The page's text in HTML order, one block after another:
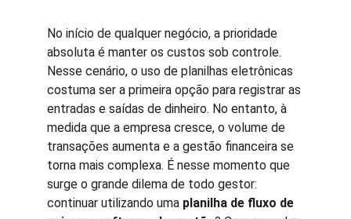
No início de qualquer negócio, a prioridade
absoluta é manter os custos sob controle.
Nesse cenário, o uso de planilhas eletrônicas
costuma ser a primeira opção para registrar as
entradas e saídas de dinheiro. No entanto, à
medida que a empresa cresce, o volume de
transações aumenta e a gestão financeira se
torna mais complexa. É nesse momento que
surge o grande dilema de todo gestor:
continuar utilizando uma planilha de fluxo de